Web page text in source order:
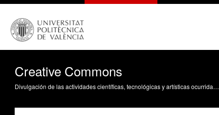
Creative Commons
Divulgación de las actividades científicas, tecnológicas y artísticas ocurridas en los tres campus de la UPV